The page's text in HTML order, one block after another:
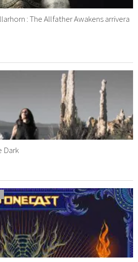
: The Allfather Awakens arrivera
Dark